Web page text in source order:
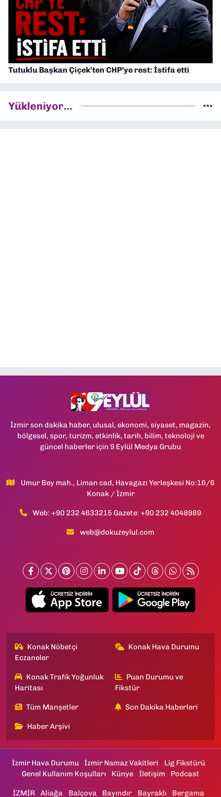
Tutuklu Başkan Çiçek’ten CHP’ye rest: İstifa etti
Yükleniyor...
İzmir son dakika haber, ulusal, ekonomi, siyaset, magazin,
bölgesel, spor, turizm, etkinlik, tarih, bilim, teknoloji ve
güncel haberler için 9 Eylül Medya Grubu
Umur Bey mah., Liman cad, Havagazı Yerleşkesi No:16/6
Konak / İzmir
Web: +90 232 4633215 Gazete: +90 232 4048989
web@dokuzeylul.com
Konak Nöbetçi
Eczaneler
Konak Hava Durumu
Konak Trafik Yoğunluk
Haritası
Puan Durumu ve
Fikstür
Tüm Manşetler Son Dakika Haberleri
Haber Arşivi
İzmir Hava Durumu İzmir Namaz Vakitleri
Lig Fikstürü
Genel Kullanım Koşulları
Künye İletişim Podcast
İZMİR Aliağa Balçova Bayındır Bayraklı Bergama